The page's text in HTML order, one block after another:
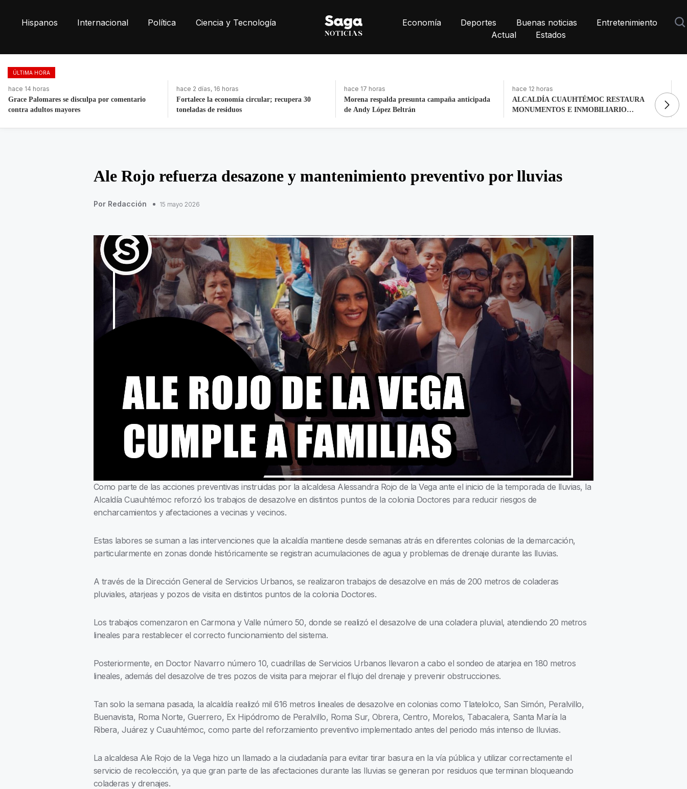
Hispanos Internacional Política Ciencia y Tecnología Economía Deportes Buenas noticias
Entretenimiento
Actual
Estados
ÚLTIMA HORA
hace 2 días, 16 horas
Fortalece la economía circular; recupera 30
toneladas de residuos
hace 17 horas
Morena respalda presunta campaña anticipada
de Andy López Beltrán
hace 12 horas
ALCALDÍA CUAUHTÉMOC RESTAURA
MONUMENTOS E INMOBILIARIO
hace 2 días, 16 horas
La histórica cabalgata de Chignahuapan en
Puebla
Ale Rojo refuerza desazone y mantenimiento preventivo por lluvias
Por Redacción 15 mayo 2026
Como parte de las acciones preventivas instruidas por la alcaldesa Alessandra Rojo de la Vega ante el inicio de la temporada de lluvias, la
Alcaldía Cuauhtémoc reforzó los trabajos de desazolve en distintos puntos de la colonia Doctores para reducir riesgos de
encharcamientos y afectaciones a vecinas y vecinos.
Estas labores se suman a las intervenciones que la alcaldía mantiene desde semanas atrás en diferentes colonias de la demarcación,
particularmente en zonas donde históricamente se registran acumulaciones de agua y problemas de drenaje durante las lluvias.
A través de la Dirección General de Servicios Urbanos, se realizaron trabajos de desazolve en más de 200 metros de coladeras
pluviales, atarjeas y pozos de visita en distintos puntos de la colonia Doctores.
Los trabajos comenzaron en Carmona y Valle número 50, donde se realizó el desazolve de una coladera pluvial, atendiendo 20 metros
lineales para restablecer el correcto funcionamiento del sistema.
Posteriormente, en Doctor Navarro número 10, cuadrillas de Servicios Urbanos llevaron a cabo el sondeo de atarjea en 180 metros
lineales, además del desazolve de tres pozos de visita para mejorar el flujo del drenaje y prevenir obstrucciones.
Tan solo la semana pasada, la alcaldía realizó mil 616 metros lineales de desazolve en colonias como Tlatelolco, San Simón, Peralvillo,
Buenavista, Roma Norte, Guerrero, Ex Hipódromo de Peralvillo, Roma Sur, Obrera, Centro, Morelos, Tabacalera, Santa María la
Ribera, Juárez y Cuauhtémoc, como parte del reforzamiento preventivo implementado antes del periodo más intenso de lluvias.
La alcaldesa Ale Rojo de la Vega hizo un llamado a la ciudadanía para evitar tirar basura en la vía pública y utilizar correctamente el
servicio de recolección, ya que gran parte de las afectaciones durante las lluvias se generan por residuos que terminan bloqueando
coladeras y drenajes.